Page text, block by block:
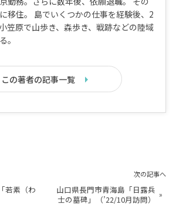
移住。 島でいくつかの仕事を経験後、2
笠原で山歩き、森歩き、戦跡などの陸域
。
この著者の記事一覧
若素（わ
次の記事へ
山口県長門市青海島「日露兵
士の墓碑」（’22/10月訪問）
»